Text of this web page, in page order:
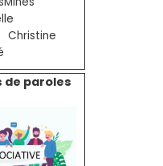
Christine
Les Groupes de paroles
de paroles